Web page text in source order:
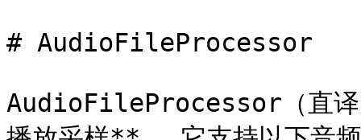
# AudioFileProcessor
AudioFileProcessor（直译